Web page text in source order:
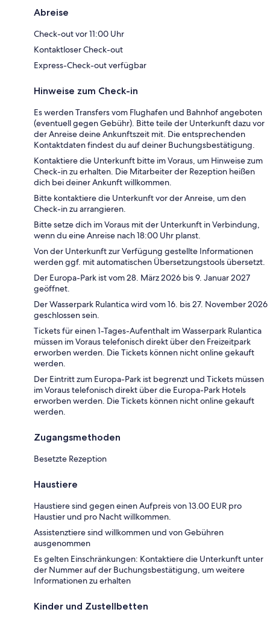
Abreise
Check-out vor 11:00 Uhr
Kontaktloser Check-out
Express-Check-out verfügbar
Hinweise zum Check-in
Es werden Transfers vom Flughafen und Bahnhof angeboten
(eventuell gegen Gebühr). Bitte teile der Unterkunft dazu vor
der Anreise deine Ankunftszeit mit. Die entsprechenden
Kontaktdaten findest du auf deiner Buchungsbestätigung.
Kontaktiere die Unterkunft bitte im Voraus, um Hinweise zum
Check-in zu erhalten. Die Mitarbeiter der Rezeption heißen
dich bei deiner Ankunft willkommen.
Bitte kontaktiere die Unterkunft vor der Anreise, um den
Check-in zu arrangieren.
Bitte setze dich im Voraus mit der Unterkunft in Verbindung,
wenn du eine Anreise nach 18:00 Uhr planst.
Von der Unterkunft zur Verfügung gestellte Informationen
werden ggf. mit automatischen Übersetzungstools übersetzt.
Der Europa-Park ist vom 28. März 2026 bis 9. Januar 2027
geöffnet.
Der Wasserpark Rulantica wird vom 16. bis 27. November 2026
geschlossen sein.
Tickets für einen 1-Tages-Aufenthalt im Wasserpark Rulantica
müssen im Voraus telefonisch direkt über den Freizeitpark
erworben werden. Die Tickets können nicht online gekauft
werden.
Der Eintritt zum Europa-Park ist begrenzt und Tickets müssen
im Voraus telefonisch direkt über die Europa-Park Hotels
erworben werden. Die Tickets können nicht online gekauft
werden.
Zugangsmethoden
Besetzte Rezeption
Haustiere
Haustiere sind gegen einen Aufpreis von 13.00 EUR pro
Haustier und pro Nacht willkommen.
Assistenztiere sind willkommen und von Gebühren
ausgenommen
Es gelten Einschränkungen: Kontaktiere die Unterkunft unter
der Nummer auf der Buchungsbestätigung, um weitere
Informationen zu erhalten
Kinder und Zustellbetten